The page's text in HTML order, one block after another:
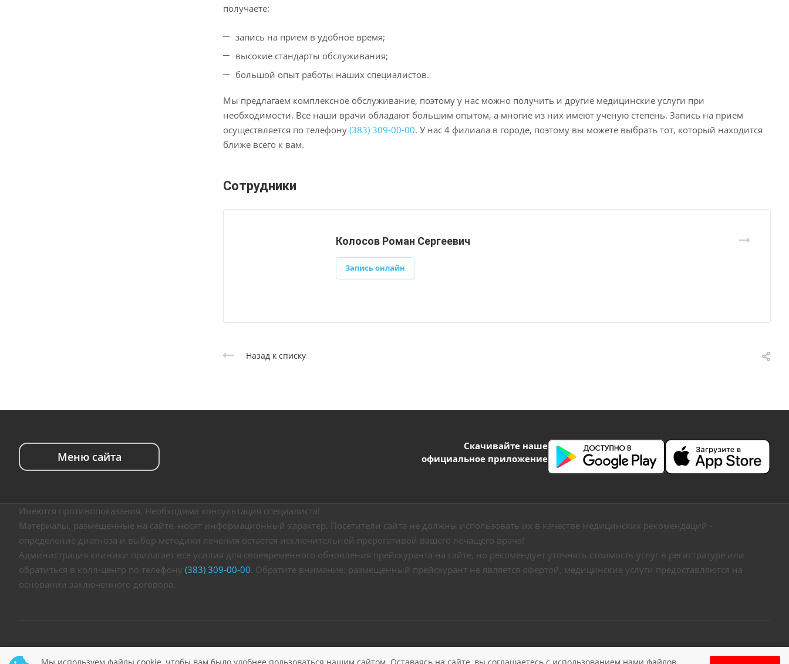
получаете:
запись на прием в удобное время;
высокие стандарты обслуживания;
большой опыт работы наших специалистов.
Мы предлагаем комплексное обслуживание, поэтому у нас можно получить и другие медицинские услуги при
необходимости. Все наши врачи обладают большим опытом, а многие из них имеют ученую степень. Запись на прием
осуществляется по телефону (383) 309-00-00. У нас 4 филиала в городе, поэтому вы можете выбрать тот, который находится
ближе всего к вам.
Сотрудники
Колосов Роман Сергеевич
Запись онлайн
Назад к списку
Меню сайта
Скачивайте наше
официальное приложение
Имеются противопоказания. Необходима консультация специалиста!
Материалы, размещенные на сайте, носят информационный характер. Посетители сайта не должны использовать их в качестве медицинских рекомендаций -
определение диагноза и выбор методики лечения остается исключительной прерогативой вашего лечащего врача!
Администрация клиники прилагает все усилия для своевременного обновления прейскуранта на сайте, но рекомендует уточнять стоимость услуг в регистратуре или
обратиться в колл-центр по телефону (383) 309-00-00. Обратите внимание: размещенный прейскурант не является офертой, медицинские услуги предоставляются на
основании заключенного договора.
© 2026 Клиника «Претор» Ваше здоровье – наша забота!